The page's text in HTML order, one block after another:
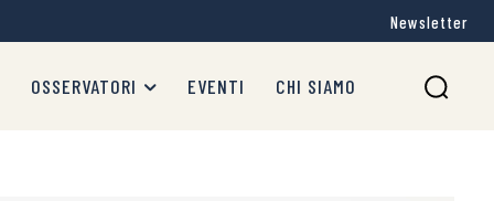
Newsletter
OSSERVATORI EVENTI CHI SIAMO